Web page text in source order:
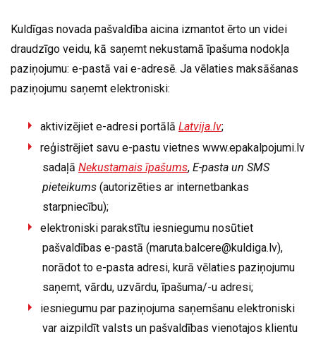
Kuldīgas novada pašvaldība aicina izmantot ērto un videi
draudzīgo veidu, kā saņemt nekustamā īpašuma nodokļa
paziņojumu: e-pastā vai e-adresē. Ja vēlaties maksāšanas
paziņojumu saņemt elektroniski:
aktivizējiet e-adresi portālā Latvija.lv;
reģistrējiet savu e-pastu vietnes www.epakalpojumi.lv
sadaļā Nekustamais īpašums, E-pasta un SMS
pieteikums (autorizēties ar internetbankas
starpniecību);
elektroniski parakstītu iesniegumu nosūtiet
pašvaldības e-pastā (maruta.balcere@kuldiga.lv),
norādot to e-pasta adresi, kurā vēlaties paziņojumu
saņemt, vārdu, uzvārdu, īpašuma/-u adresi;
iesniegumu par paziņojuma saņemšanu elektroniski
var aizpildīt valsts un pašvaldības vienotajos klientu